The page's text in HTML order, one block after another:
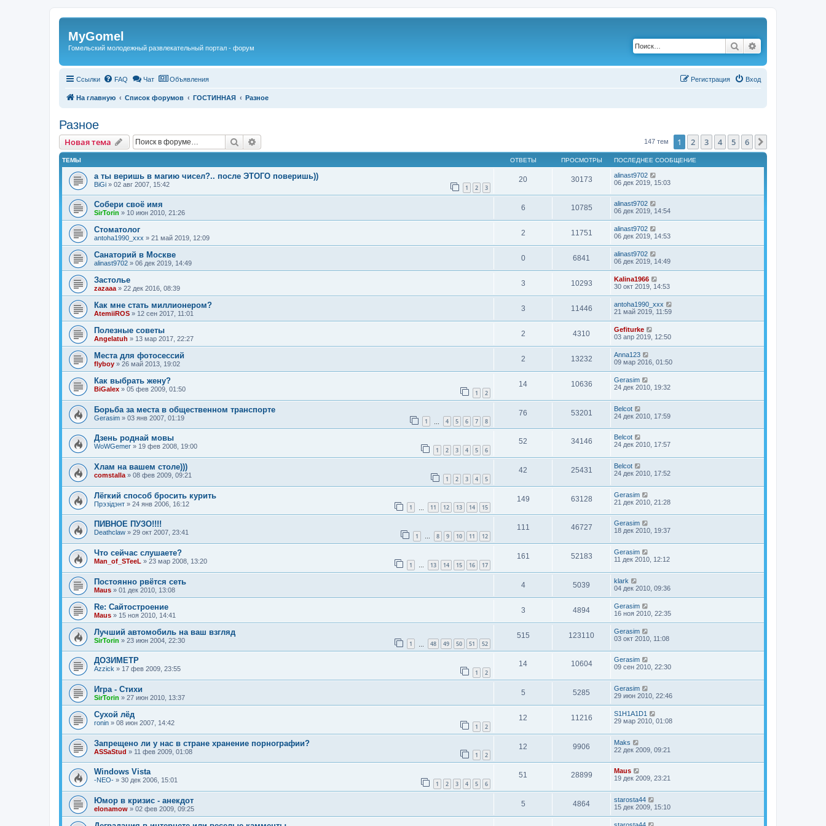
Регистрация
MyGomel
Гомельский молодежный развлекательный портал - форум Поиск
Ссылки FAQ Чат Объявления Вход
Регистрация
На главную Список форумов ГОСТИННАЯ Разное
Разное
Новая тема
Новаятема Поиск 147 тем 1 2 3 4 5 6
ТЕМЫ ОТВЕТЫ ПРОСМОТРЫ ПОСЛЕДНЕЕ СООБЩЕНИЕ
а ты веришь в магию чисел?.. после ЭТОГО поверишь))
BiGi » 02 авг 2007, 15:42 1 2 3
20 30173
alinast9702
06 дек 2019, 15:03
Собери своё имя
SirTorin » 10 июн 2010, 21:26
6 10785
alinast9702
06 дек 2019, 14:54
Стоматолог
antoha1990_xxx » 21 май 2019, 12:09
2 11751
alinast9702
06 дек 2019, 14:53
Санаторий в Москве
alinast9702 » 06 дек 2019, 14:49
0 6841
alinast9702
06 дек 2019, 14:49
Застолье
zazaaa » 22 дек 2016, 08:39
3 10293
Kalina1966
30 окт 2019, 14:53
Как мне стать миллионером?
AtemiiROS » 12 сен 2017, 11:01
3 11446
antoha1990_xxx
21 май 2019, 11:59
Полезные советы
Angelatuh » 13 мар 2017, 22:27
2 4310
Gefiturke
03 апр 2019, 12:50
Места для фотосессий
flyboy » 26 май 2013, 19:02
2 13232
Anna123
09 мар 2016, 01:50
Как выбрать жену?
BiGalex » 05 фев 2009, 01:50 1 2
14 10636
Gerasim
24 дек 2010, 19:32
Борьба за места в общественном транспорте
Gerasim » 03 янв 2007, 01:19 1 4 5 6 7 8
76 53201
Belcot
24 дек 2010, 17:59
Дзень роднай мовы
WoWGemer » 19 фев 2008, 19:00 1 2 3 4 5 6
52 34146
Belcot
24 дек 2010, 17:57
Хлам на вашем столе)))
comstalla » 08 фев 2009, 09:21 1 2 3 4 5
42 25431
Belcot
24 дек 2010, 17:52
Лёгкий способ бросить курить
Прэзiдэнт » 24 янв 2006, 16:12 1 11 12 13 14 15
149 63128
Gerasim
21 дек 2010, 21:28
ПИВНОЕ ПУЗО!!!!
Deathclaw » 29 окт 2007, 23:41 1 … 8 9 10 11 12
111 46727
Gerasim
18 дек 2010, 19:37
Что сейчас слушаете?
Man_of_STeeL » 23 мар 2008, 13:20 1 … 13 14 15 16 17
161 52183
Gerasim
11 дек 2010, 12:12
Постоянно рвётся сеть
Maus » 01 дек 2010, 13:08
4 5039
klark
04 дек 2010, 09:36
Re: Сайтостроение
Maus » 15 ноя 2010, 14:41
3 4894
Gerasim
16 ноя 2010, 22:35
Лучший автомобиль на ваш взгляд
SirTorin » 23 июн 2004, 22:30 1 48 49 50 51 52
515 123110
Gerasim
03 окт 2010, 11:08
ДОЗИМЕТР
Azzick » 17 фев 2009, 23:55 1 2
14 10604
Gerasim
09 сен 2010, 22:30
Игра - Стихи
SirTorin » 27 июн 2010, 13:37
5 5285
Gerasim
29 июн 2010, 22:46
Сухой лёд
ronin » 08 июн 2007, 14:42 1 2
12 11216
S1H1A1D1
29 мар 2010, 01:08
Запрещено ли у нас в стране хранение порнографии?
ASSaStud » 11 фев 2009, 01:08 1 2
12 9906
Maks
22 дек 2009, 09:21
Windows Vista
-NEO- » 30 дек 2006, 15:01 1 2 3 4 5 6
51 28899
Maus
19 дек 2009, 23:21
Юмор в кризис - анекдот
elonamow » 02 фев 2009, 09:25
5 4864
starosta44
15 дек 2009, 15:10